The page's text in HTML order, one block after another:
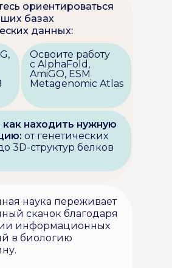
Освоите работу
с AlphaFold,
AmiGO, ESM
Metagenomic Atlas
находить нужную
от генетических
3D-структур белков
наука переживает
скачок благодаря
информационных
в биологию
ориентироваться
базах
данных: